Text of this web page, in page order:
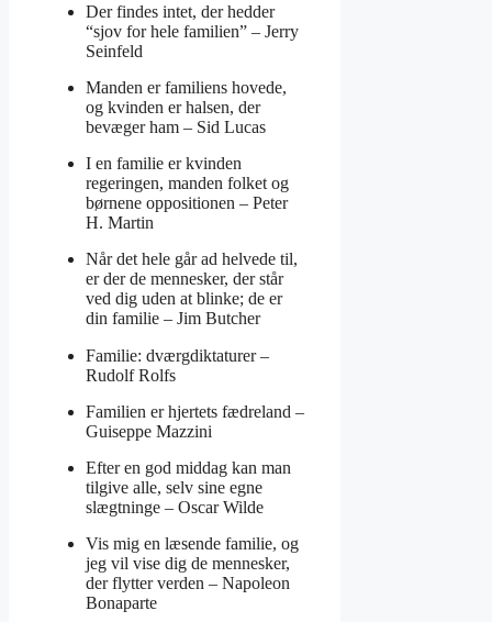
Der findes intet, der hedder
“sjov for hele familien” – Jerry
Seinfeld
Manden er familiens hovede,
og kvinden er halsen, der
bevæger ham – Sid Lucas
I en familie er kvinden
regeringen, manden folket og
børnene oppositionen – Peter
H. Martin
Når det hele går ad helvede til,
er der de mennesker, der står
ved dig uden at blinke; de er
din familie – Jim Butcher
Familie: dværgdiktaturer –
Rudolf Rolfs
Familien er hjertets fædreland –
Guiseppe Mazzini
Efter en god middag kan man
tilgive alle, selv sine egne
slægtninge – Oscar Wilde
Vis mig en læsende familie, og
jeg vil vise dig de mennesker,
der flytter verden – Napoleon
Bonaparte